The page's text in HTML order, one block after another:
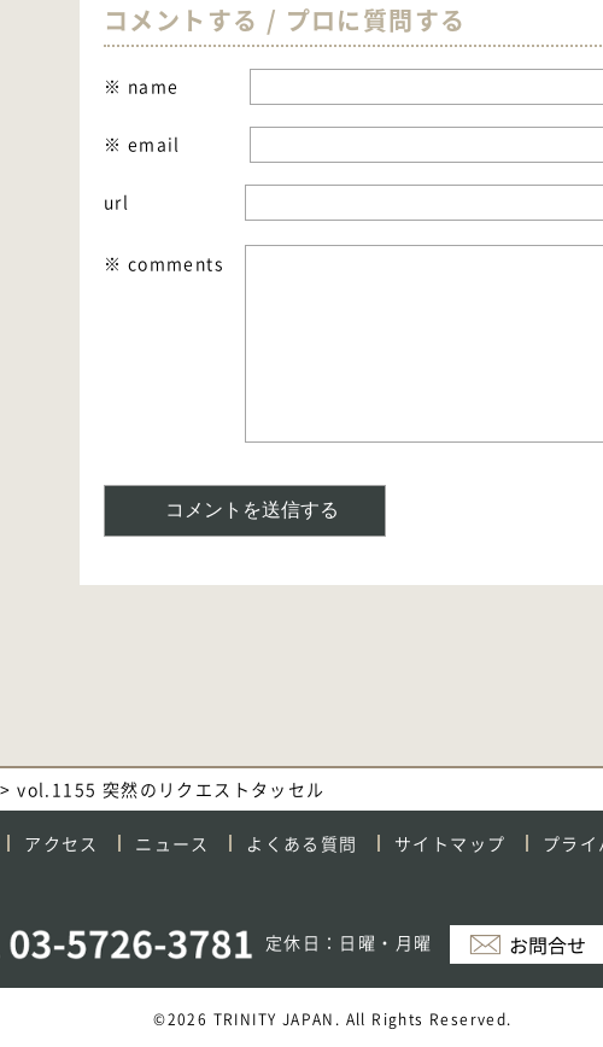
コメントする / プロに質問する
※ name
※ email
url
※ comments
>vol.1155 突然のリクエストタッセル
アクセス ニュース よくある質問 サイトマップ
プラ
定休日：日曜・月曜
©2026 TRINITY JAPAN. All Rights Reserved.